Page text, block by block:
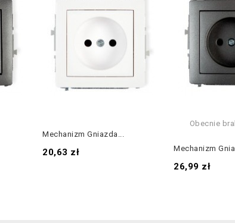
Mechanizm Gniazda...
Cena
20,63 zł
Obecnie
Mechanizm
Cena
26,99 zł